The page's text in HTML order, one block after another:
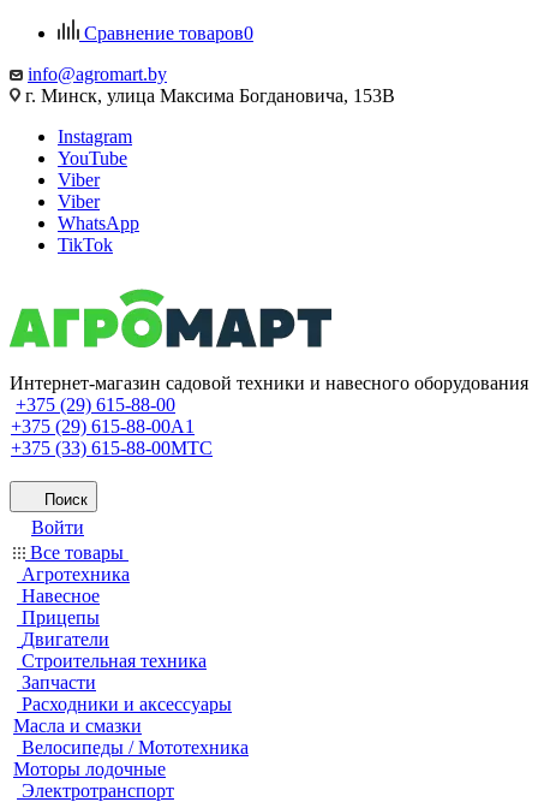
Сравнение товаров0
info@agromart.by
г. Минск, улица Максима Богдановича, 153В
Instagram
YouTube
Viber
Viber
WhatsApp
TikTok
Интернет-магазин садовой техники и навесного оборудования
+375 (29) 615-88-00
+375 (29) 615-88-00A1
+375 (33) 615-88-00МТС
Поиск
Войти
Все товары
Агротехника
Навесное
Прицепы
Двигатели
Строительная техника
Запчасти
Расходники и аксессуары
Масла и смазки
Велосипеды / Мототехника
Моторы лодочные
Электротранспорт